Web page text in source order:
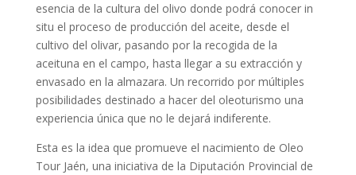
esencia de la cultura del olivo donde podrá conocer in
situ el proceso de producción del aceite, desde el
cultivo del olivar, pasando por la recogida de la
aceituna en el campo, hasta llegar a su extracción y
envasado en la almazara. Un recorrido por múltiples
posibilidades destinado a hacer del oleoturismo una
experiencia única que no le dejará indiferente.
Esta es la idea que promueve el nacimiento de Oleo
Tour Jaén, una iniciativa de la Diputación Provincial de